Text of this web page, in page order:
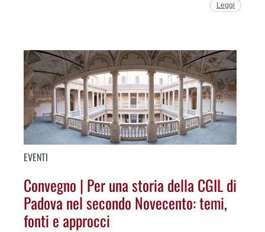
Leggi
EVENTI
Convegno | Per una storia della CGIL di
Padova nel secondo Novecento: temi,
fonti e approcci